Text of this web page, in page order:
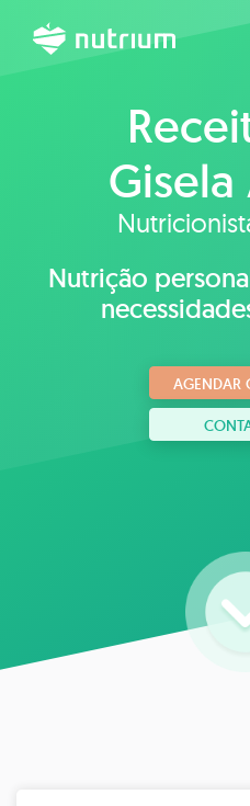
Nutrição
AGENDAR